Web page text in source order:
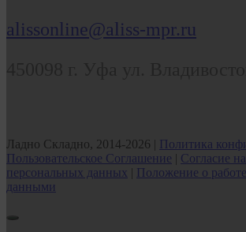
alissonline@aliss-mpr.ru
Ладно Складно, 2014-2026 | Политика
Пользовательское Соглашение | Согласие
персональных данных | Положение о
данными